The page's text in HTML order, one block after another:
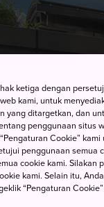
ketiga dengan
kami, untuk
yang ditargetkan, dan
penggunaan situs
Cookie”
penggunaan semua
cookie kami.
kami. Selain itu,
“Pengaturan